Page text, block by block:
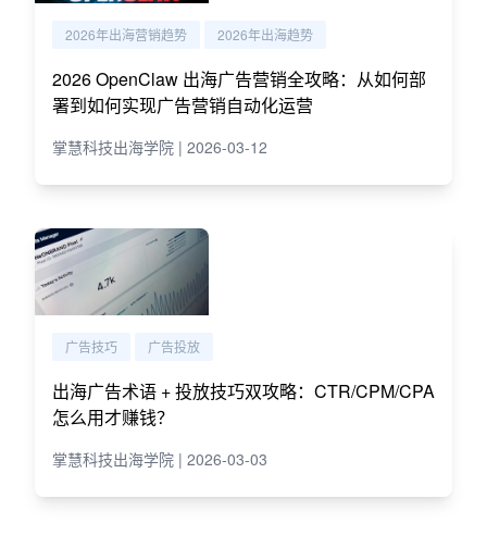
2026年出海营销趋势 2026年出海趋势
2026 OpenClaw 出海广告营销全攻略：从如何部
署到如何实现广告营销自动化运营
掌慧科技出海学院 | 2026-03-12
广告技巧 广告投放
出海广告术语 + 投放技巧双攻略：CTR/CPM/CPA
怎么用才赚钱？
掌慧科技出海学院 | 2026-03-03